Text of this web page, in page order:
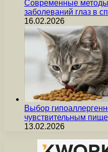
Современные методы
заболеваний глаз в
16.02.2026
Выбор
чувствительным
13.02.2026